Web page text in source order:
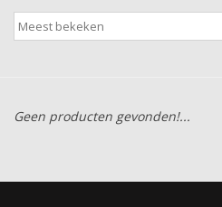
Wandelschoenen
Geen producten gevonden!...